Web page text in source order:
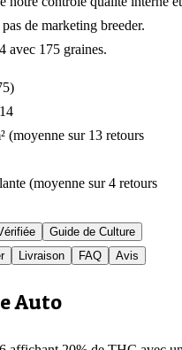
de marketing breeder.
avec 175 graines.
)
(moyenne sur 13 retours
(moyenne sur4 retours
Guide de Culture
Livraison FAQ Avis
Auto